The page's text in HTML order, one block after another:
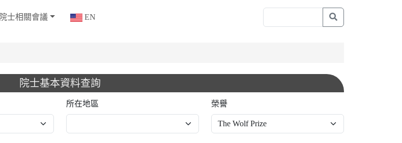
院士相關會議 EN
院士基本資料查詢
所在地區 榮譽